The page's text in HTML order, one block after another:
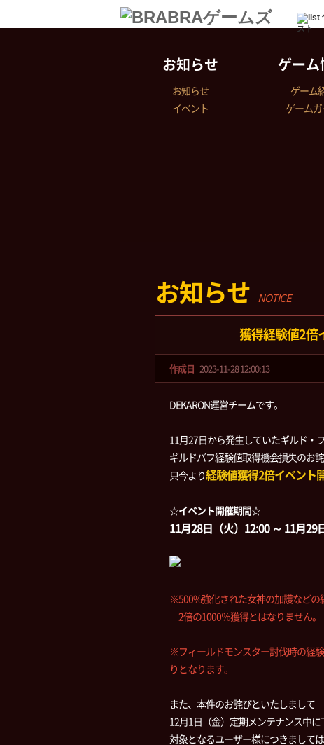
スト
お知らせ
お知らせ
イベント
ゲーム
ゲーム
ゲームガ
お知らせ NOTICE
獲得経験値2倍
作成日 2023-11-28 12:00:13
DEKARON運営チームです。
11月27日から発生していたギルド・
ギルドバフ経験値取得機会損失のお
只今より経験値獲得2倍イベント
☆イベント開催期間☆
11月28日（火）12:00 ～ 11月29
※500%強化された女神の加護などの
2倍の1000％獲得とはなりません。
※フィールドモンスター討伐時の経
りとなります。
また、本件のお詫びといたしまして
12月1日（金）定期メンテナンス中
対象となるユーザー様につきまして